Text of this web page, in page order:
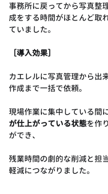
事務所に戻ってから写真整
成をする時間がほとんど取
ていました。
［導入効果］
カエレルに写真管理から出
作成まで一括で依頼。
現場作業に集中している間
が仕上がっている状態を作
ができ、
残業時間の劇的な削減と担
軽減につながりました。